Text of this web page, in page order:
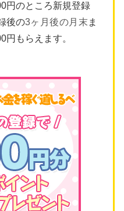
円のところ新規登録
後の3ヶ月後の月末 ま
円もらえます。